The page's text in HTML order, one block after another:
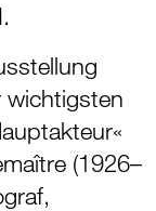
wichtigsten
(1926–